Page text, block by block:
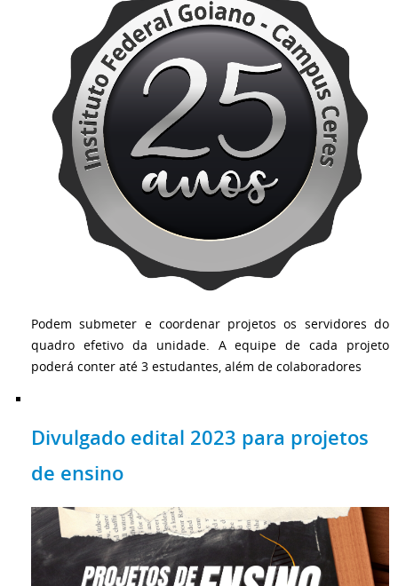
Podem submeter e coordenar projetos os servidores do
quadro efetivo da unidade. A equipe de cada projeto
poderá conter até 3 estudantes, além de colaboradores
Divulgado edital 2023 para projetos
de ensino